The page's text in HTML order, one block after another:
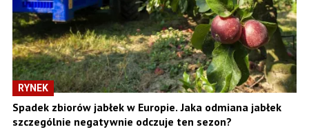
RYNEK
Spadek zbiorów jabłek w Europie. Jaka odmiana jabłek
szczególnie negatywnie odczuje ten sezon?